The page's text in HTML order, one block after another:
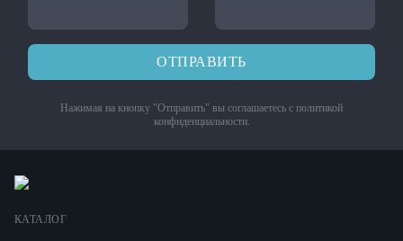
ОТПРАВИТЬ
Нажимая на кнопку "Отправить" вы соглашаетесь с политикой
конфиденциальности.
КАТАЛОГ